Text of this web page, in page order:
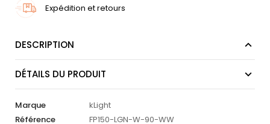
Expédition et retours
DESCRIPTION
DÉTAILS DU PRODUIT
Marque
kLight
Référence
FP150-LGN-W-90-WW